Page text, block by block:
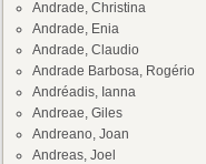
Andrade, Christina
Andrade, Enia
Andrade, Claudio
Andrade Barbosa, Rogério
Andréadis, Ianna
Andreae, Giles
Andreano, Joan
Andreas, Joel